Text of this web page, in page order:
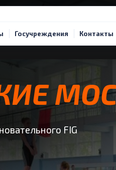
Госучреждения Контакты
FIG